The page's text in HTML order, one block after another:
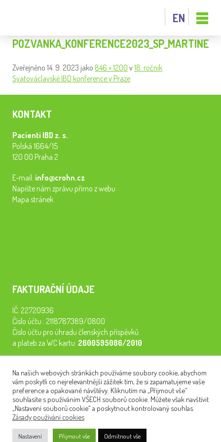
EN
POZVANKA_KONFERENCE2023_SP_MARTINE
Zveřejněno 14. 9. 2023 jako 846 × 1200 v18. ročník
Svatováclavské IBD konference v Praze
KONTAKT
Pacienti IBD z. s.
Polská 1664/15
120 00 Praha 2
E-mail: info@crohn.cz
Napište nám zprávu přímo z webu
Mapa stránek
FAKTURAČNÍ ÚDAJE
IČ: 22720936
Číslo účtu.: 2118787389/0800
Číslo účtu pro úhradu členských příspěvků
a plateb za WC kartu: 2600595086/2010
semináře, konferenci, plavbu na lodi a WC kartu. Z peněz
tiskneme odborné publikace pro pacienty.
NEWSLETTER
Na našich webových stránkách používáme soubory cookie, abychom
vám poskytli co nejrelevantnější zážitek tím, že si zapamatujeme vaše
preference a opakované návštěvy. Kliknutím na „Přijmout vše“
souhlasíte s používáním VŠECH souborů cookie. Můžete však navštívit
„Nastavení souborů cookie“ a poskytnout kontrolovaný souhlas.
Zásady používání cookies
Nastavení Přijmout vše Odmítnout vše